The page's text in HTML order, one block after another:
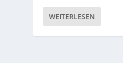
WEITERLESEN